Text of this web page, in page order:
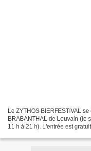
Le ZYTHOS BIERFESTIVAL
BRABANTHAL de Louvain (le
11 h à 21 h). L'entrée est